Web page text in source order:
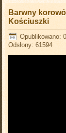
Barwny
Kościuszki
Opublikowano:
Odsłony: 61594